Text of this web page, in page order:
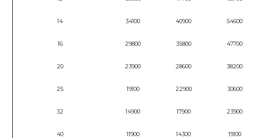
14 34100 40900 54600
16 29800 35800 47700
20 23900 28600 38200
25 19100 22900 30600
32 14900 17900 23900
40 11900 14300 19100